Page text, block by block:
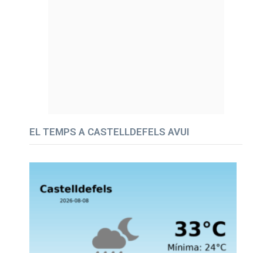
EL TEMPS A CASTELLDEFELS AVUI